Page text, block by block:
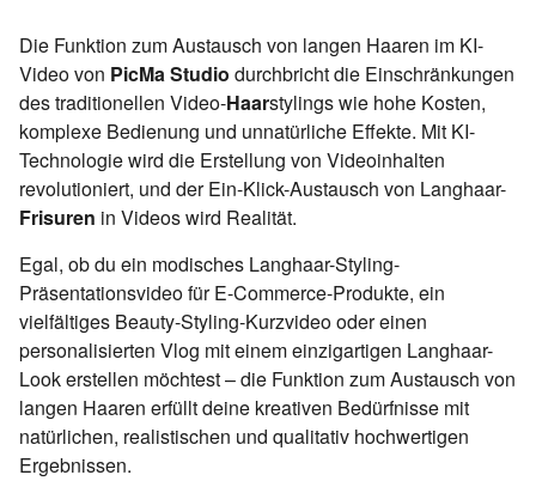
Die Funktion zum Austausch von langen Haaren im KI-
Video von PicMa Studio durchbricht die Einschränkungen
des traditionellen Video-Haarstylings wie hohe Kosten,
komplexe Bedienung und unnatürliche Effekte. Mit KI-
Technologie wird die Erstellung von Videoinhalten
revolutioniert, und der Ein-Klick-Austausch von Langhaar-
Frisuren in Videos wird Realität.
Egal, ob du ein modisches Langhaar-Styling-
Präsentationsvideo für E-Commerce-Produkte, ein
vielfältiges Beauty-Styling-Kurzvideo oder einen
personalisierten Vlog mit einem einzigartigen Langhaar-
Look erstellen möchtest – die Funktion zum Austausch von
langen Haaren erfüllt deine kreativen Bedürfnisse mit
natürlichen, realistischen und qualitativ hochwertigen
Ergebnissen.